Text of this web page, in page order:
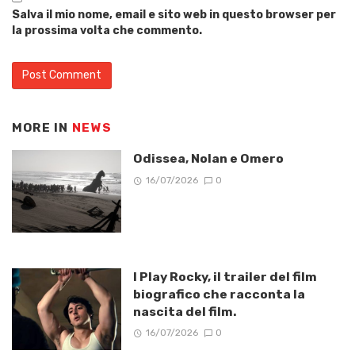
Salva il mio nome, email e sito web in questo browser per
la prossima volta che commento.
MORE IN NEWS
Odissea, Nolan e Omero
16/07/2026 0
I Play Rocky, il trailer del film
biografico che racconta la
nascita del film.
16/07/2026 0